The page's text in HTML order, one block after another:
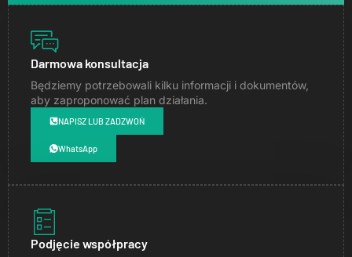
Darmowa konsultacja
Będziemy potrzebowali kilku informacji i dokumentów,
aby zaproponować plan działania.
NAPISZ LUB ZADZWOŃ
WhatsApp
Podjęcie współpracy